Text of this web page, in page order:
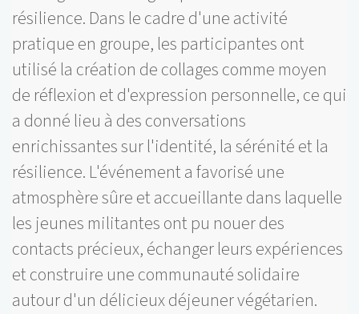
résilience. Dans le cadre d'une activité
pratique en groupe, les participantes ont
utilisé la création de collages comme moyen
de réflexion et d'expression personnelle, ce qui
a donné lieu à des conversations
enrichissantes sur l'identité, la sérénité et la
résilience. L'événement a favorisé une
atmosphère sûre et accueillante dans laquelle
les jeunes militantes ont pu nouer des
contacts précieux, échanger leurs expériences
et construire une communauté solidaire
autour d'un délicieux déjeuner végétarien.